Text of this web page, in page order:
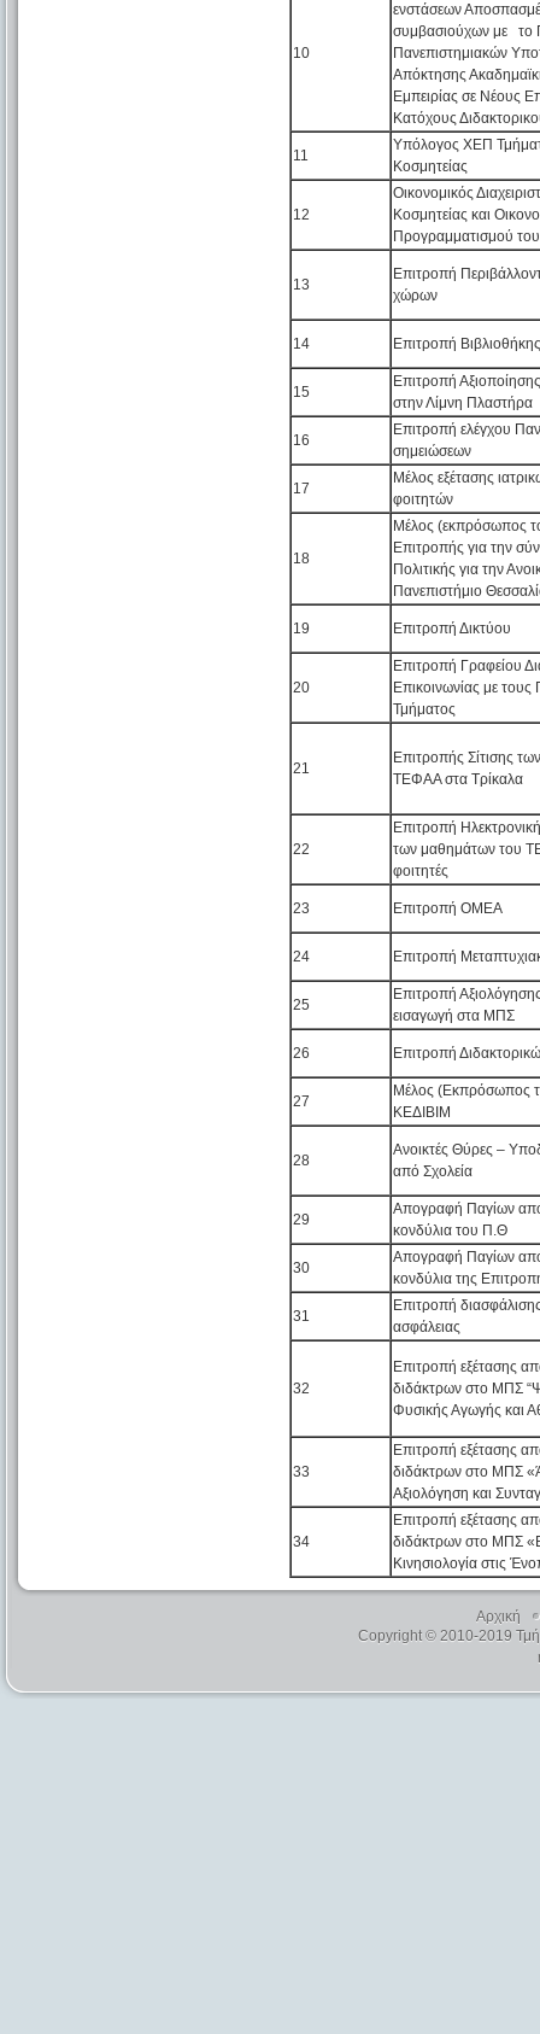
10
ενστάσεων
συμβασιούχων με το
Πανεπιστημιακών
Απόκτησης
Εμπειρίας σε Νέους
Κατόχους
11
Υπόλογος ΧΕΠ
Κοσμητείας
12
Οικονομικός
Κοσμητείας και
Προγραμματισμού
13
Επιτροπή
χώρων
14 Επιτροπή
15
Επιτροπή
στην Λίμνη Πλαστήρα
16
Επιτροπή ελέγχου
σημειώσεων
17
Μέλος εξέτασης
φοιτητών
18
Μέλος (εκπρόσωπος
Επιτροπής για την
Πολιτικής για την
Πανεπιστήμιο
19 Επιτροπή Δικτύου
20
Επιτροπή Γραφείου
Επικοινωνίας με
Τμήματος
21
Επιτροπής Σίτισης
ΤΕΦΑΑ στα Τρίκαλα
22
Επιτροπή
των μαθημάτων του
φοιτητές
23 Επιτροπή ΟΜΕΑ
24 Επιτροπή
25
Επιτροπή
εισαγωγή στα ΜΠΣ
26 Επιτροπή
27
Μέλος (Εκπρόσωπος
ΚΕΔΙΒΙΜ
28
Ανοικτές Θύρες –
από Σχολεία
29
Απογραφή Παγίων
κονδύλια του Π.Θ
30
Απογραφή Παγίων
κονδύλια της
31
Επιτροπή διασφάλισης
ασφάλειας
32
Επιτροπή εξέτασης
διδάκτρων στο ΜΠΣ
Φυσικής Αγωγής και
33
Επιτροπή εξέτασης
διδάκτρων στο ΜΠΣ
Αξιολόγηση και
34
Επιτροπή εξέτασης
διδάκτρων στο ΜΠΣ
Κινησιολογία στις
Αρχική
Copyright © 2010-2019